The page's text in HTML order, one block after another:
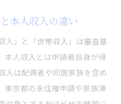
本人収入の違い
入」と「世帯収入」は審査基
本人収入とは申請者自身が得
入は配偶者や同居家族を含め
東京都の永住権申請や家族滞